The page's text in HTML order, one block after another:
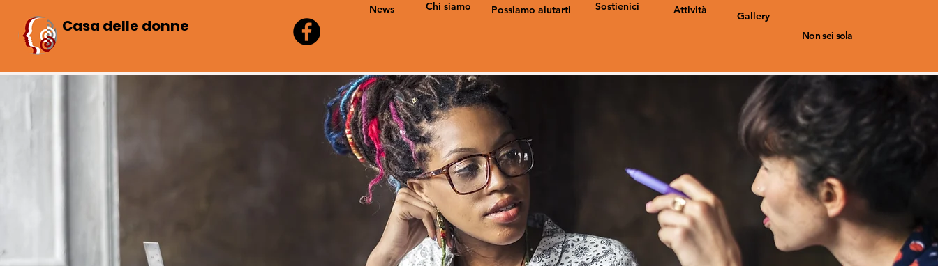
Casa delle donne
News Chi siamo Possiamo aiutarti Sostienici Attività
Gallery
Non sei sola